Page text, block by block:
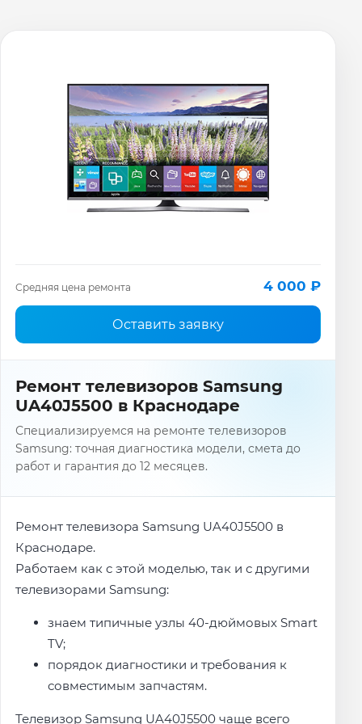
Средняя цена ремонта 4 000 ₽
Оставить заявку
Ремонт телевизоров Samsung
UA40J5500 в Краснодаре
Специализируемся на ремонте телевизоров
Samsung: точная диагностика модели, смета до
работ и гарантия до 12 месяцев.
Ремонт телевизора Samsung UA40J5500 в
Краснодаре.
Работаем как с этой моделью, так и с другими
телевизорами Samsung:
знаем типичные узлы 40-дюймовых Smart
TV;
порядок диагностики и требования к
совместимым запчастям.
Телевизор Samsung UA40J5500 чаще всего